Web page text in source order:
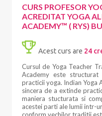
CURS PROFESOR
ACREDITAT YOGA
ACADEMY™ ( RYS)
Acest curs are 24
Cursul de Yoga Teacher
Academy este
practicii yoga. Indian Yoga
sincera de a extinde
maniera stucturata si
acestei parti ale lumii intr-
conform vechilor traditii